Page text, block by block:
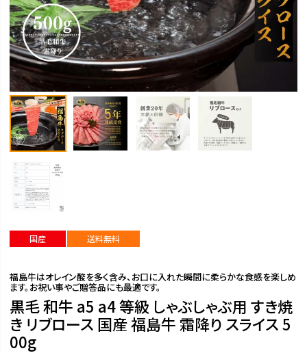
国産 送料無料
福島牛はオレイン酸を多く含み、お口に入れた瞬間に柔らかな食感を楽しめ
ます。お祝い事やご贈答品にも最適です。
黒毛 和牛 a5 a4 等級 しゃぶしゃぶ用 すき焼
き リブロース 国産 福島牛 霜降り スライス 5
00g